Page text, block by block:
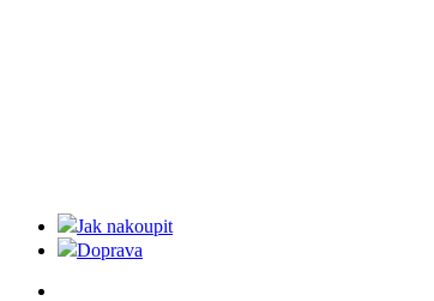
Jak nakoupit
Doprava